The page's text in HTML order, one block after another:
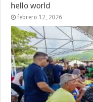
hello world
febrero 12, 2026